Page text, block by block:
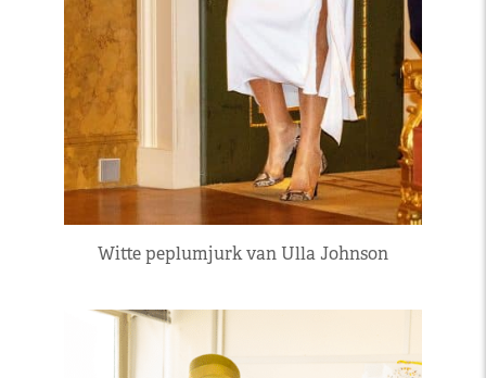
Witte peplumjurk van Ulla Johnson